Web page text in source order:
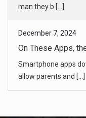
allow parents and [...]
December 7, 2024
How Notre-Dame
It took about 250
million, a tigh [...]